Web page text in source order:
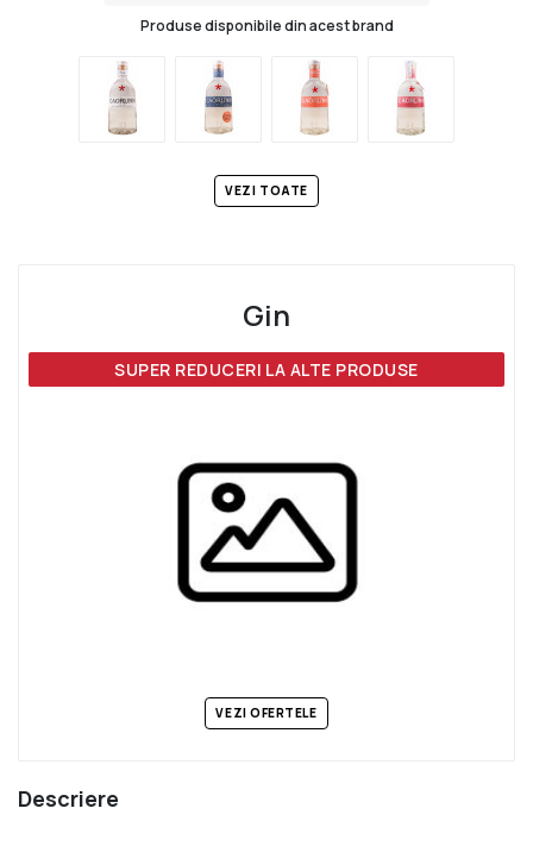
Gin
SUPER REDUCERI LA ALTE PRODUSE
VEZI OFERTELE
Produse disponibile din acest brand
VEZI TOATE
Descriere